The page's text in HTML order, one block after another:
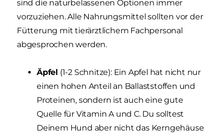
sind die naturbelassenen Optionen immer
vorzuziehen. Alle Nahrungsmittel sollten vor der
Fütterung mit tierärztlichem Fachpersonal
abgesprochen werden.
Äpfel (1-2 Schnitze): Ein Apfel hat nicht nur
einen hohen Anteil an Ballaststoffen und
Proteinen, sondern ist auch eine gute
Quelle für Vitamin A und C. Du solltest
Deinem Hund aber nicht das Kerngehäuse